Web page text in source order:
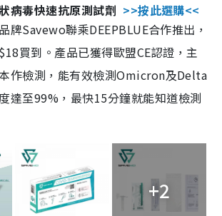
病毒快速抗原測試劑 >>按此選購<<
牌Savewo聯乘DEEPBLUE合作推出，
買到。產品已獲得歐盟CE認證，主
作檢測，能有效檢測Omicron及Delta
達至99%，最快15分鐘就能知道檢測
+2